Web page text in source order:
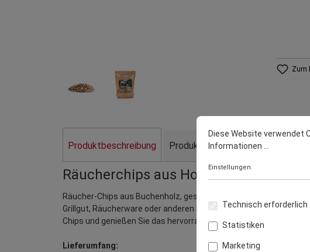
Zum
Produktbeschreibung Produktdaten Hersteller
Räucherchips aus Holz von der Buche -
Räucher-Chips aus Buchenholz, gesiebt und getrocknet,
Grillgut, Räucherware oder anderen Lebensmitteln. Räuchern
Chips und genießen Sie das hervorragende Raucharoma! Qualität -
Lieferumfang:
Diese Website verwendet
Informationen ...
Einstellungen
Technisch erforderlich
Statistiken
Marketing